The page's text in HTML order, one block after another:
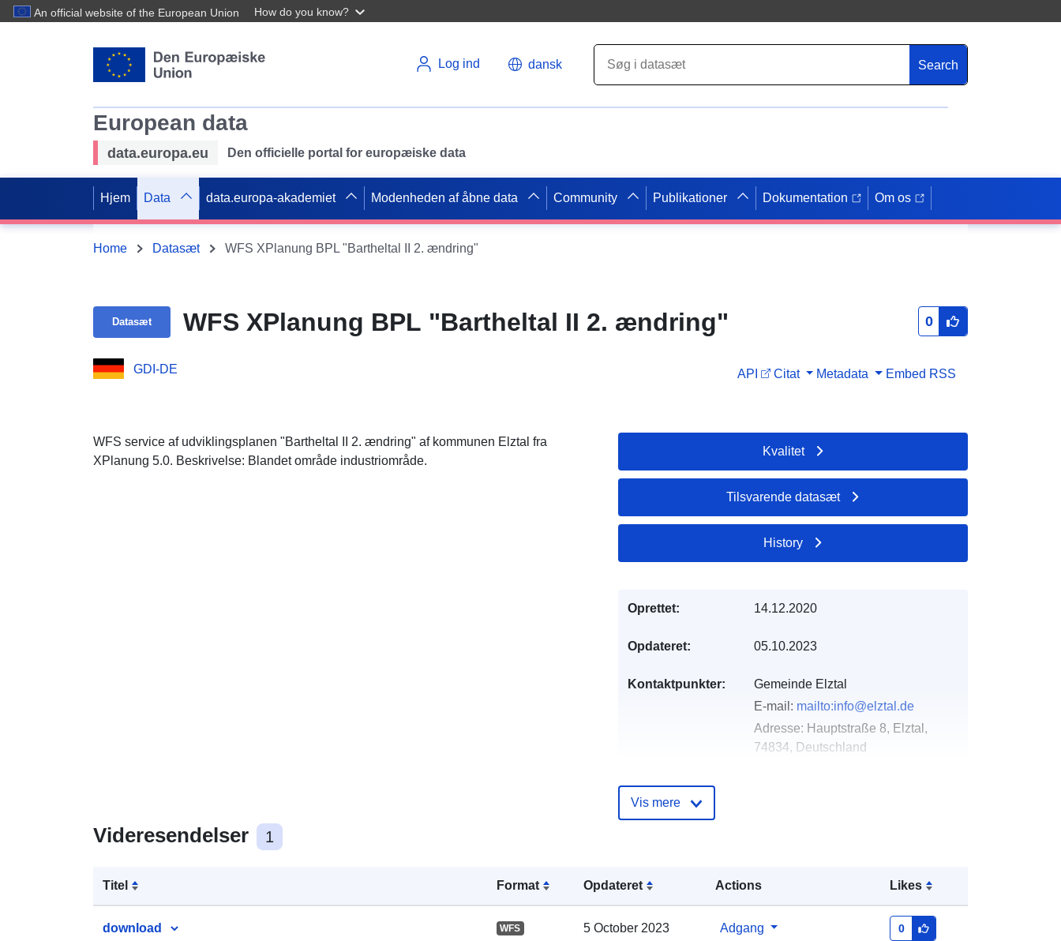
An official website of the European Union How do you know?
Log ind dansk Search
European data
data.europa.eu Den officielle portal for europæiske data
Hjem Data data.europa-akademiet Modenheden af åbne data Community Publikationer Dokumentation Om os
Home Datasæt WFS XPlanung BPL "Bartheltal II 2. ændring"
Datasæt WFS XPlanung BPL "Bartheltal II 2. ændring" 0
GDI-DE API Citat Metadata Embed RSS
WFS service af udviklingsplanen "Bartheltal II 2. ændring" af kommunen Elztal fra
XPlanung 5.0. Beskrivelse: Blandet område industriområde.
Videresendelser 1
Titel Format Opdateret Actions Likes
download WFS 5 October 2023 Adgang 0
Kvalitet
Tilsvarende datasæt
History
Oprettet: 14.12.2020
Opdateret: 05.10.2023
Kontaktpunkter:
Gemeinde Elztal
E-mail: mailto:info@elztal.de
Adresse: Hauptstraße 8, Elztal,
74834, Deutschland
Fortegnelse over
49.3992893 ], [ 9.2196252,
Vis mere